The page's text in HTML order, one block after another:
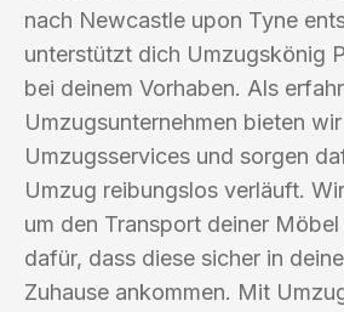
nach Newcastle upon Tyne
unterstützt dich Umzugskönig
bei deinem Vorhaben. Als
Umzugsunternehmen bieten
Umzugsservices und sorgen
Umzug reibungslos verläuft.
um den Transport deiner
dafür, dass diese sicher in
Zuhause ankommen. Mit